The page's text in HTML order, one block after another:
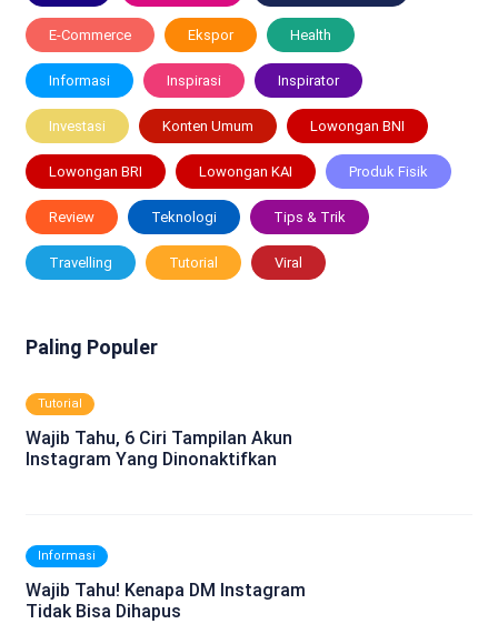
E-Commerce Ekspor Health
Informasi Inspirasi Inspirator
Investasi Konten Umum Lowongan BNI
Lowongan BRI Lowongan KAI Produk Fisik
Review Teknologi Tips & Trik
Travelling Tutorial Viral
Paling Populer
Tutorial
Wajib Tahu, 6 Ciri Tampilan Akun
Instagram Yang Dinonaktifkan
Informasi
Wajib Tahu! Kenapa DM Instagram
Tidak Bisa Dihapus